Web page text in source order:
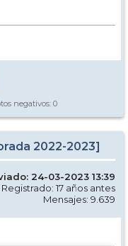
negativos: 0
2022-2023]
24-03-2023 13:39
Registrado: 17 años antes
Mensajes: 9.639